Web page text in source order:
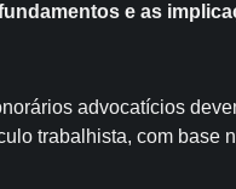
e as
advocatícios
trabalhista, com